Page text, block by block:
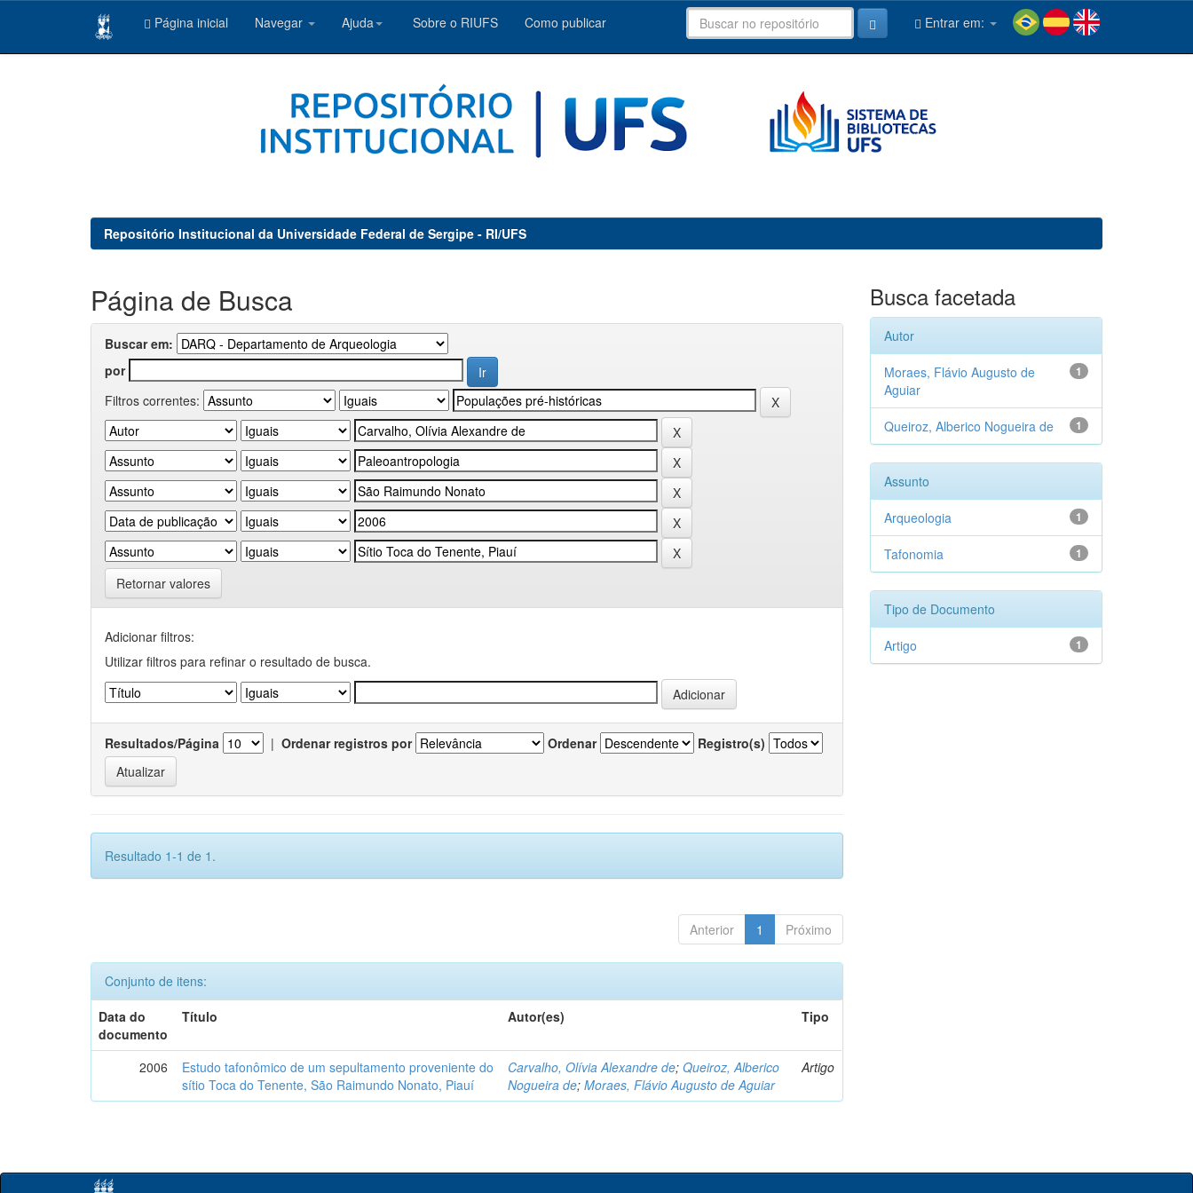
Página inicial Navegar Ajuda Sobre o RIUFS Como publicar Entrar em:
Repositório Institucional da Universidade Federal de Sergipe - RI/UFS
Página de Busca
Buscar em:
por
Filtros correntes:
Retornar valores
Adicionar filtros:
Utilizar filtros para refinar o resultado de busca.
Resultados/Página | Ordenar registros por Ordenar Registro(s)
Resultado 1-1 de 1.
Anterior 1 Próximo
Conjunto de itens:
Data do
documento
Título Autor(es) Tipo
2006
Estudo tafonômico de um sepultamento proveniente do
sítio Toca do Tenente, São Raimundo Nonato, Piauí
Carvalho, Olívia Alexandre de;Queiroz, Alberico
Nogueira de;Moraes, Flávio Augusto de Aguiar
Artigo
Busca facetada
Autor
1
Moraes, Flávio Augusto de
Aguiar
1
Queiroz, Alberico Nogueira de
Assunto
1
Arqueologia
1
Tafonomia
Tipo de Documento
1
Artigo